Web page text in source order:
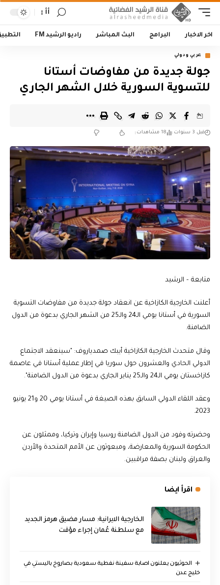
أأ
اخر الاخبار البرامج البث المباشر راديو الرشيد FM
عربي ودولي
جولة جديدة من مفاوضات أستانا
للتسوية السورية خلال الشهر الجاري
قبل 3 سنوات 18 مشاهدات
متابعة – الرشيد
أعلنت الخارجية الكازاخية عن انعقاد جولة جديدة من مفاوضات التسوية
السورية في أستانا يومي الـ24 والـ25 من الشهر الجاري بدعوة من الدول
الضامنة.
وقال متحدث الخارجية الكازاخية أيبك صمدياروف: "سينعقد الاجتماع
الدولي الحادي والعشرون حول سوريا في إطار عملية أستانا في عاصمة
كازاخستان يومي الـ24 والـ25 يناير الجاري بدعوة من الدول الضامنة".
وعقد اللقاء الدولي السابق بهذه الصيغة في أستانا يومي 20 و21 يونيو
2023.
وحضرته وفود من الدول الضامنة روسيا وإيران وتركيا، وممثلون عن
الحكومة السورية والمعارضة، ومبعوثون عن الأمم المتحدة والأردن
والعراق ولبنان بصفة مراقبين.
اقرأ ايضا
الخارجية الايرانية: مسار مضيق هرمز الجديد
مع سلطنة عُمان إجراء مؤقت
الحوثيون يعلنون اصابة سفينة نفطية سعودية بصاروخ باليستي في
خليج عدن